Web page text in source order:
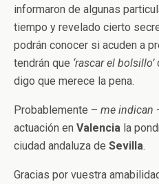
informaron de algunas
tiempo y revelado cierto
podrán conocer si acuden a
tendrán que ‘rascar el bolsillo’
digo que merece la pena.
Probablemente – me indican
actuación en Valencia la
ciudad andaluza de Sevilla.
Gracias por vuestra